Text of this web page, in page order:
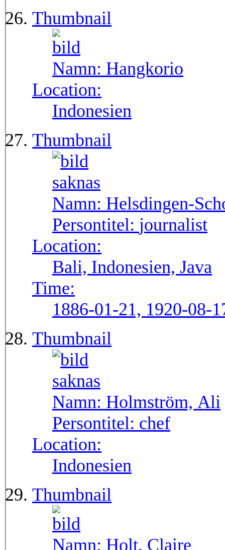
Thumbnail
Namn: Hangkorio
Location:
Indonesien
Thumbnail
Namn: Helsdingen-
Persontitel: journalist
Location:
Bali, Indonesien, Java
Time:
1886-01-21, 1920-08-
Thumbnail
Namn: Holmström, Ali
Persontitel: chef
Location:
Indonesien
Thumbnail
Namn: Holt, Claire